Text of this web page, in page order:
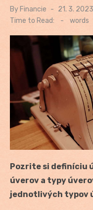
By Financie
Posted
21. 3. 2023
Time to Read:
- words
Pozrite si definíciu
úverov a typy
jednotlivých typov